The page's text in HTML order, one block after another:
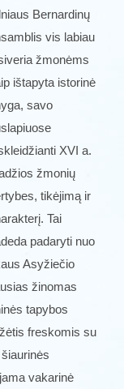
Bernardinų
vis labiau
žmonėms
ištapyta istorinė
savo
XVI a.
žmonių
tikėjimą ir
Tai
padaryti nuo
Asyžiečio
žinomas
tapybos
freskomis su
vakarinė